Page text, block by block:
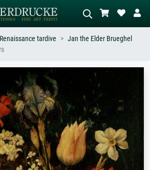
ou style –
Hokusai,
Décrivez la scène – ex. prairie verte,
abstrait avec beaucoup de rouge,
tableau sombre, nu debout près d'un
arbre.
Renaissance tardive
Jan the Elder Brueghel